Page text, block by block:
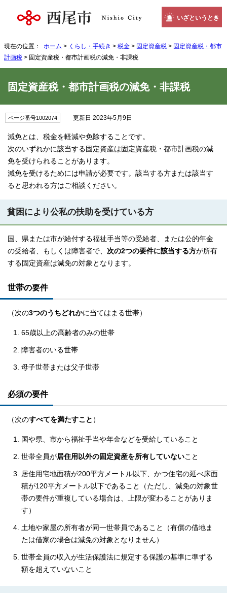
いざというとき
現在の位置： ホーム > くらし・手続き > 税金 > 固定資産税 > 固定資産税・都市
計画税 > 固定資産税・都市計画税の減免・非課税
固定資産税・都市計画税の減免・非課税
ページ番号1002074 更新日 2023年5月9日
減免とは、税金を軽減や免除することです。
次のいずれかに該当する固定資産は固定資産税・都市計画税の減
免を受けられることがあります。
減免を受けるためには申請が必要です。該当する方または該当す
ると思われる方はご相談ください。
貧困により公私の扶助を受けている方
国、県または市が給付する福祉手当等の受給者、または公的年金
の受給者、もしくは障害者で、 次の2つの要件に該当する方が所有
する固定資産は減免の対象となります。
世帯の要件
（次の3つのうちどれかに当てはまる世帯）
65歳以上の高齢者のみの世帯
障害者のいる世帯
母子世帯または父子世帯
必須の要件
（次のすべてを満たすこと ）
国や県、市から福祉手当や年金などを受給していること
世帯全員が居住用以外の固定資産を所有していないこと
居住用宅地面積が200平方メートル以下、かつ住宅の延べ床面
積が120平方メートル以下であること（ただし、減免の対象世
帯の要件が重複している場合は、上限が変わることがありま
す）
土地や家屋の所有者が同一世帯員であること（有償の借地ま
たは借家の場合は減免の対象となりません）
世帯全員の収入が生活保護法に規定する保護の基準に準ずる
額を超えていないこと